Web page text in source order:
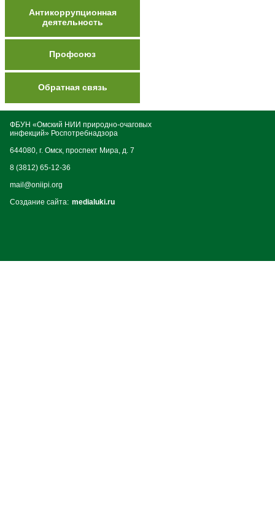
Антикоррупционная
деятельность
Профсоюз
Обратная связь
ФБУН «Омский НИИ природно-очаговых
инфекций» Роспотребнадзора
644080, г. Омск, проспект Мира, д. 7
8 (3812) 65-12-36
mail@oniipi.org
Создание сайта: medialuki.ru